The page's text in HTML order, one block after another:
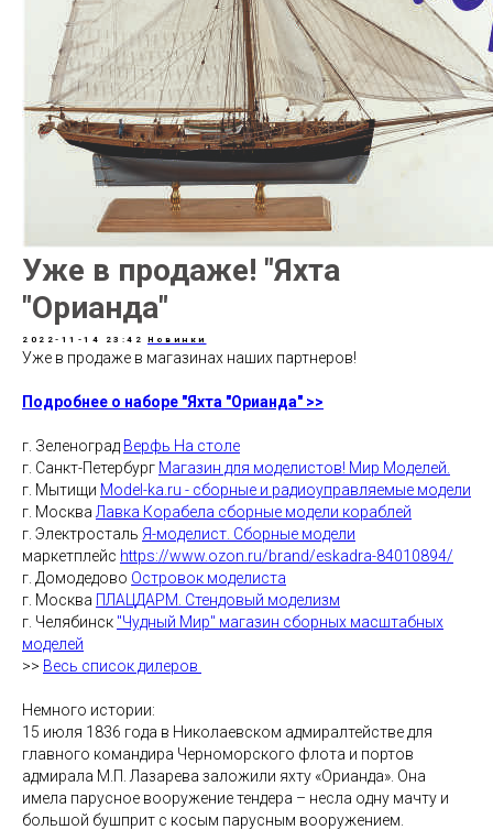
Уже в продаже! "Яхта
"Орианда"
2022-11-14 23:42 Новинки
Уже в продаже в магазинах наших партнеров!
Подробнее о наборе "Яхта "Орианда" >>
г. Зеленоград Верфь На столе
г. Санкт-Петербург Магазин для моделистов! Мир Моделей.
г. Мытищи Model-ka.ru - сборные и радиоуправляемые модели
г. Москва Лавка Корабела сборные модели кораблей
г. Электросталь Я-моделист. Сборные модели
маркетплейс https://www.ozon.ru/brand/eskadra-84010894/
г. Домодедово Островок моделиста
г. Москва ПЛАЦДАРМ. Стендовый моделизм
г. Челябинск "Чудный Мир" магазин сборных масштабных
моделей
>> Весь список дилеров
Немного истории:
15 июля 1836 года в Николаевском адмиралтействе для
главного командира Черноморского флота и портов
адмирала М.П. Лазарева заложили яхту «Орианда». Она
имела парусное вооружение тендера – несла одну мачту и
большой бушприт с косым парусным вооружением.